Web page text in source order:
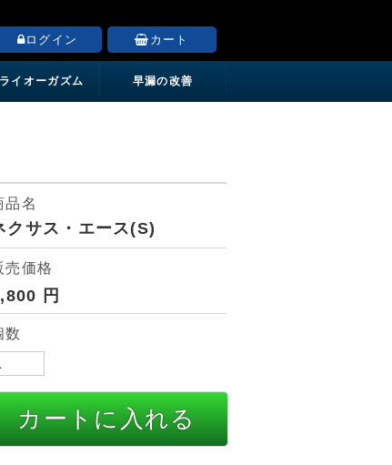
ログイン カート
ライオーガズム 早漏の改善
品名
クサス・エース(S)
売価格
円
数
カートに入れる